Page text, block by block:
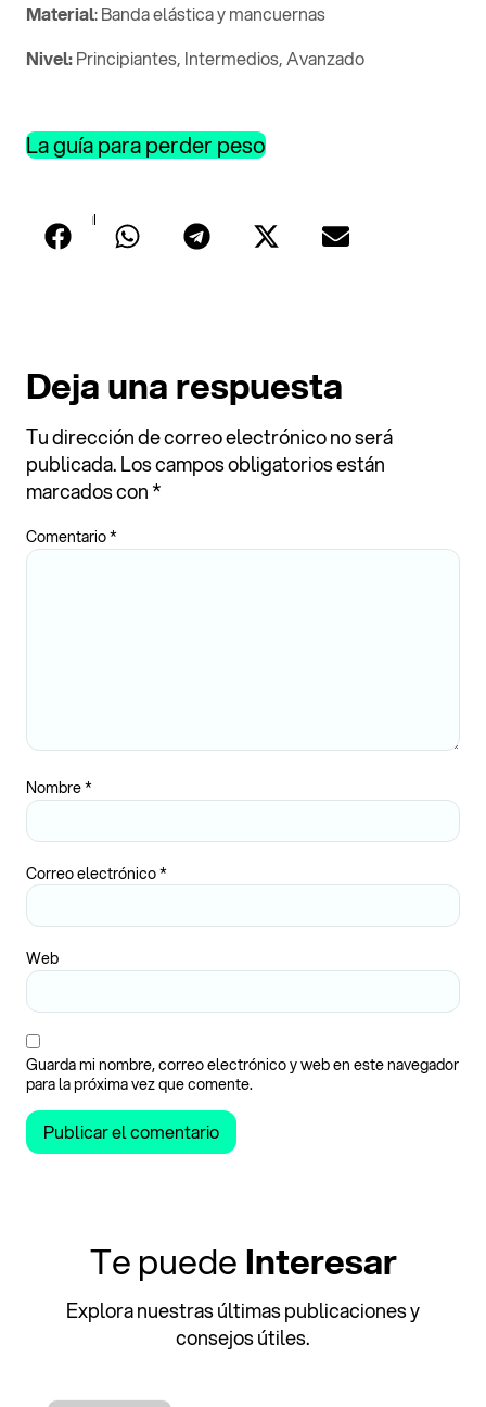
Material: Banda elástica y mancuernas
Nivel:Principiantes, Intermedios, Avanzado
La guía para perder peso
Compartir
Deja una respuesta
Tu dirección de correo electrónico no será
publicada.Los campos obligatorios están
marcados con*
Comentario*
Nombre*
Correo electrónico*
Web
Guarda mi nombre, correo electrónico y web en este navegador
para la próxima vez que comente.
Te puedeInteresar
Explora nuestras últimas publicaciones y
consejos útiles.